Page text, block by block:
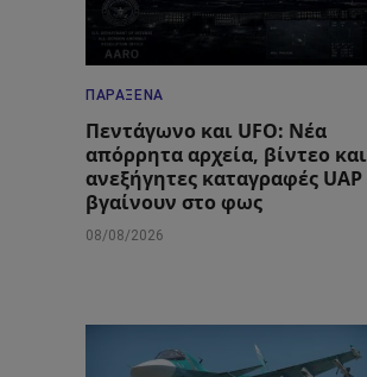
ΠΑΡΆΞΕΝΑ
Πεντάγωνο και UFO: Νέα
απόρρητα αρχεία, βίντεο και
ανεξήγητες καταγραφές UAP
βγαίνουν στο φως
08/08/2026